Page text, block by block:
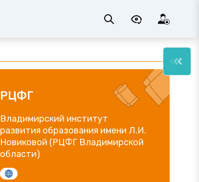
РЦФГ
Владимирский институт
развития образования имени Л.И.
Новиковой (РЦФГ Владимирской
области)